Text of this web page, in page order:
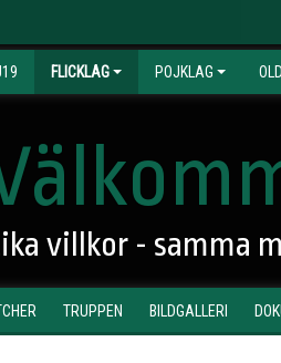
FLICKLAG POJKLAG
villkor - samma
TRUPPEN BILDGALLERI